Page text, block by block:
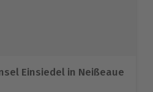
Einsiedel in Neißeaue